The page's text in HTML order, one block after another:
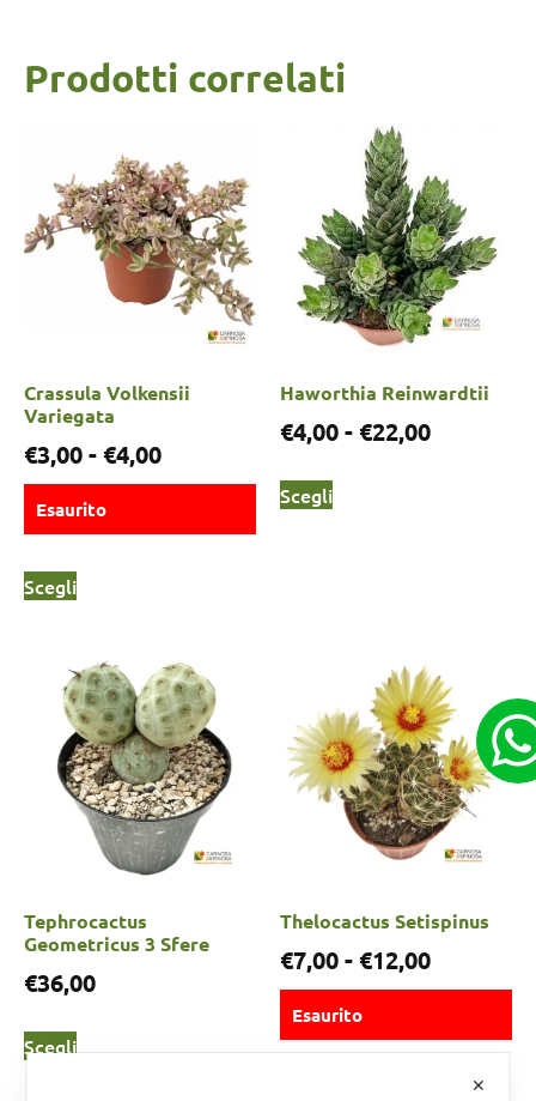
Prodotti correlati
Crassula Volkensii
Variegata
€3,00- €4,00
Esaurito
Scegli
Haworthia Reinwardtii
€4,00- €22,00
Scegli
Tephrocactus
Geometricus 3 Sfere
€36,00
Scegli
Thelocactus Setispinus
€7,00- €12,00
Esaurito
✕